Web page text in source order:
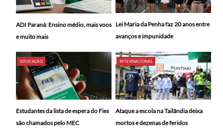
ADI Paraná: Ensino médio, mais voos
e muito mais
Lei Maria da Penha faz 20 anos entre
avanços e impunidade
EDUCAÇÃO
Estudantes da lista de espera do Fies
são chamados pelo MEC
INTERNACIONAL
Ataque a escola na Tailândia deixa
mortos e dezenas de feridos